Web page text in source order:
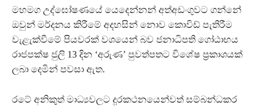
මහමග උද්ඝෝෂණයේ යෙදෙන්නන් අත්අඩංගුවට ගන්නේ
ඔවුන් මර්දනය කිරීමේ අදහසින් නොව කොවිඩ් පැතිරීම
වැළැක්වීමේ පියවරක් වශයෙන් බව ජනාධිපති ගෝඨාභය
රාජපක්ෂ ජුලි 13 දින ‘අරුණ’ පුවත්පතට විශේෂ ප්‍රකාශයක්
ලබා දෙමින් පවසා ඇත.
රටේ අනිකුත් මාධ්‍යවලට දූරකථනයෙන්වත් සම්බන්ධකර